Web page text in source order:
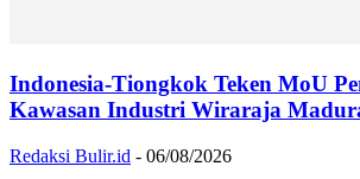
Indonesia-Tiongkok Teken MoU
Kawasan Industri Wiraraja
Redaksi Bulir.id - 06/08/2026